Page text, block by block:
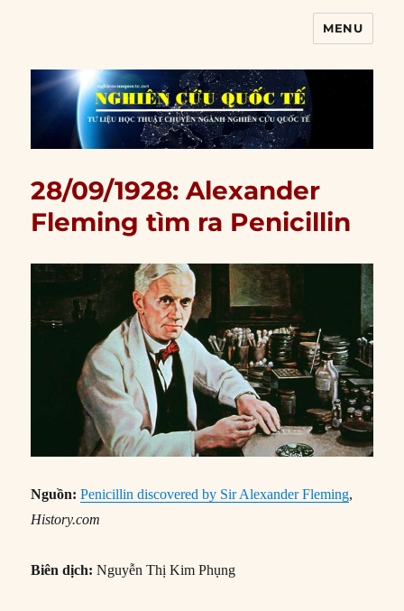
MENU
28/09/1928: Alexander
Fleming tìm ra Penicillin
Nguồn: Penicillin discovered by Sir Alexander Fleming,
History.com
Biên dịch: Nguyễn Thị Kim Phụng